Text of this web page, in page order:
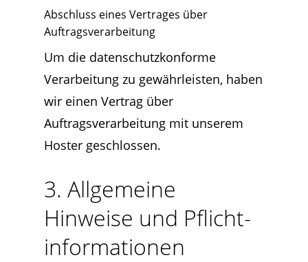
Abschluss eines Vertrages über
Auftragsverarbeitung
Um die datenschutzkonforme
Verarbeitung zu gewährleisten, haben
wir einen Vertrag über
Auftragsverarbeitung mit unserem
Hoster geschlossen.
3. Allgemeine
Hinweise und Pflicht­
informationen